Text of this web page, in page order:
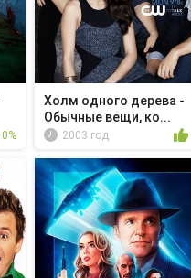
0%
Холм одного дерева -
Обычные вещи, ко...
2003 год